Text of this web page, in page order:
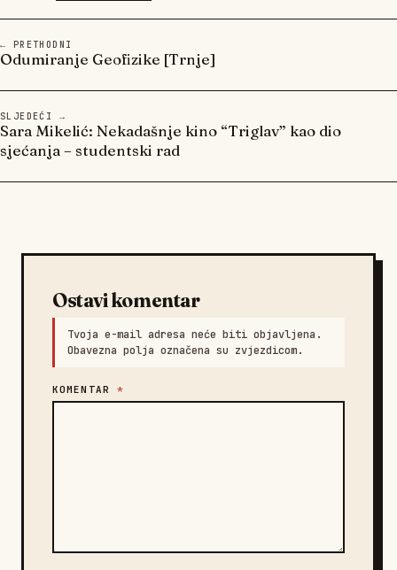
← PRETHODNI
Odumiranje Geofizike [Trnje]
SLJEDEĆI →
Sara Mikelić: Nekadašnje kino “Triglav” kao dio
sjećanja – studentski rad
Ostavi komentar
Tvoja e-mail adresa neće biti objavljena.
Obavezna polja označena su zvjezdicom.
KOMENTAR *